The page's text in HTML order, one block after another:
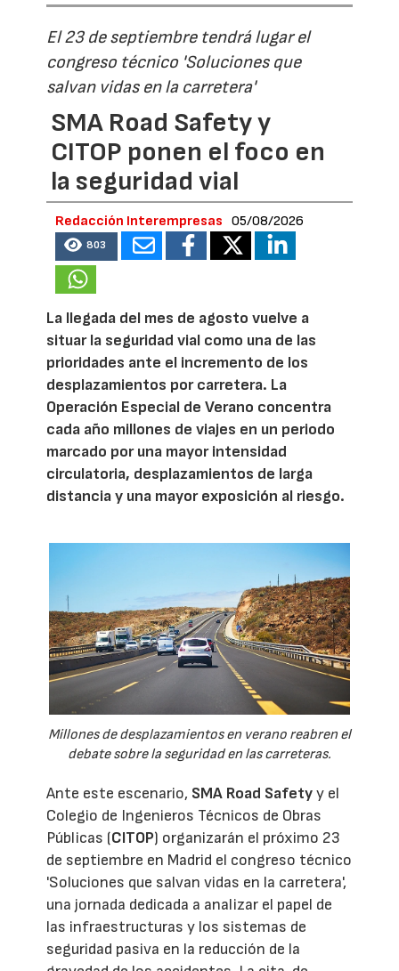
El 23 de septiembre tendrá lugar el
congreso técnico 'Soluciones que
salvan vidas en la carretera'
SMA Road Safety y
CITOP ponen el foco en
la seguridad vial
Redacción Interempresas 05/08/2026
803
La llegada del mes de agosto vuelve a
situar la seguridad vial como una de las
prioridades ante el incremento de los
desplazamientos por carretera. La
Operación Especial de Verano concentra
cada año millones de viajes en un periodo
marcado por una mayor intensidad
circulatoria, desplazamientos de larga
distancia y una mayor exposición al riesgo.
Millones de desplazamientos en verano reabren el
debate sobre la seguridad en las carreteras.
Ante este escenario, SMA Road Safetyy el
Colegio de Ingenieros Técnicos de Obras
Públicas (CITOP) organizarán el próximo 23
de septiembre en Madrid el congreso técnico
'Soluciones que salvan vidas en la carretera',
una jornada dedicada a analizar el papel de
las infraestructuras y los sistemas de
seguridad pasiva en la reducción de la